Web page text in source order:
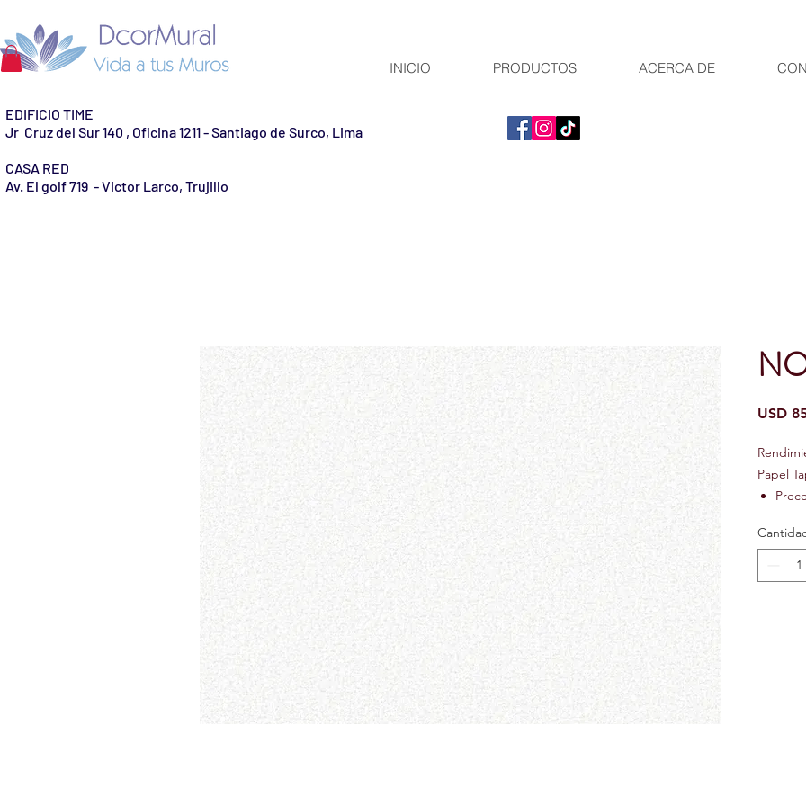
INICIO PRODUCTOS ACERCA DE
EDIFICIO TIME
Jr Cruz del Sur 140 , Oficina 1211 - Santiago de Surco, Lima
CASA RED
Av. El golf 719 - Victor Larco, Trujillo
USD
Papel